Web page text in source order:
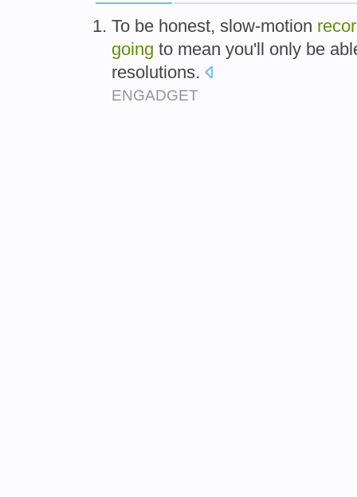
To be honest, slow-motion
going to mean you'll only be
resolutions.
ENGADGET